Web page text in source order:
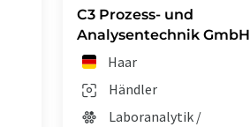
C3 Prozess- und
Analysentechnik GmbH
Haar
Händler
Laboranalytik /